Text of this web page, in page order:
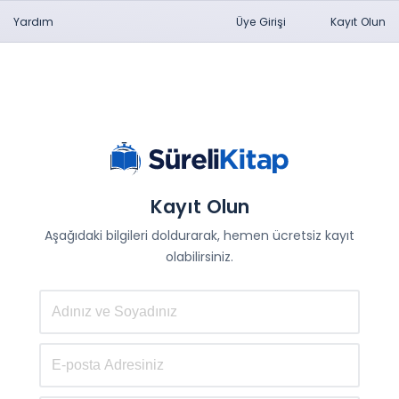
Yardım Üye Girişi Kayıt Olun
Kayıt Olun
Aşağıdaki bilgileri doldurarak, hemen ücretsiz kayıt
olabilirsiniz.